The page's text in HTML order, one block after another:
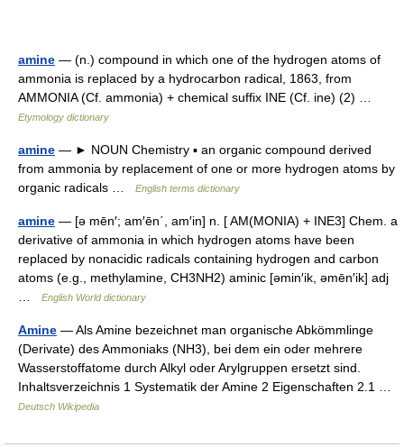
amine — (n.) compound in which one of the hydrogen atoms of
ammonia is replaced by a hydrocarbon radical, 1863, from
AMMONIA (Cf. ammonia) + chemical suffix INE (Cf. ine) (2) …
Etymology dictionary
amine — ► NOUN Chemistry ▪ an organic compound derived
from ammonia by replacement of one or more hydrogen atoms by
organic radicals …
English terms dictionary
amine — [ə mēn′; am′ēn΄, am′in] n. [ AM(MONIA) + INE3] Chem. a
derivative of ammonia in which hydrogen atoms have been
replaced by nonacidic radicals containing hydrogen and carbon
atoms (e.g., methylamine, CH3NH2) aminic [əmin′ik, əmēn′ik] adj
English World dictionary
Amine — Als Amine bezeichnet man organische Abkömmlinge
(Derivate) des Ammoniaks (NH3), bei dem ein oder mehrere
Wasserstoffatome durch Alkyl oder Arylgruppen ersetzt sind.
Inhaltsverzeichnis 1 Systematik der Amine 2 Eigenschaften 2.1 …
Deutsch Wikipedia